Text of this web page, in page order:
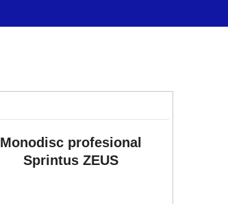
Monodisc profesional
Sprintus ZEUS